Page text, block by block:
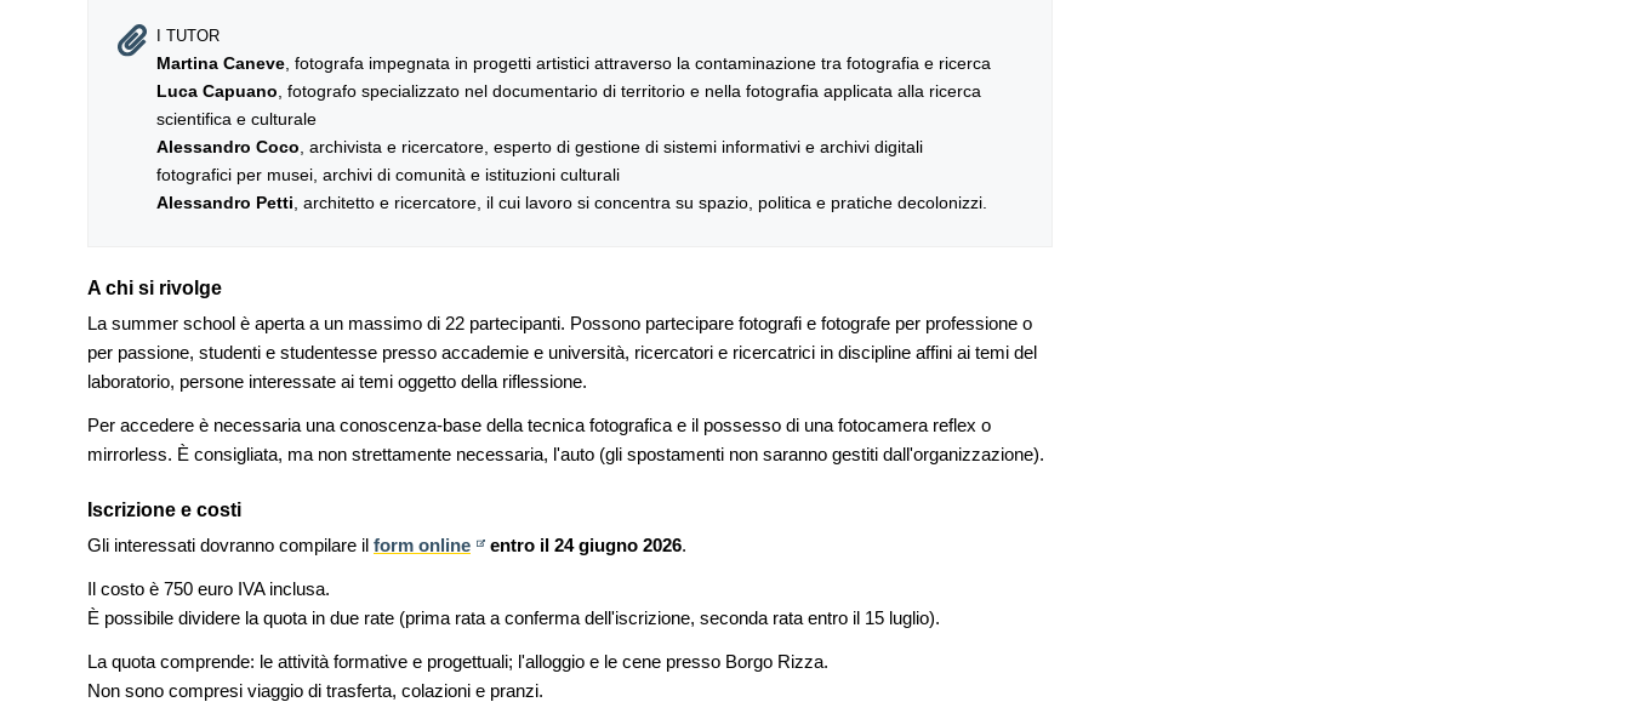
I TUTOR
Martina Caneve , fotografa impegnata in progetti artistici attraverso la contaminazione tra fotografia e ricerca
Luca Capuano , fotografo specializzato nel documentario di territorio e nella fotografia applicata alla ricerca
scientifica e culturale
Alessandro Coco , archivista e ricercatore, esperto di gestione di sistemi informativi e archivi digitali
fotografici per musei, archivi di comunità e istituzioni culturali
Alessandro Petti , architetto e ricercatore, il cui lavoro si concentra su spazio, politica e pratiche decolonizzi.
A chi si rivolge
La summer school è aperta a un massimo di 22 partecipanti. Possono partecipare fotografi e fotografe per professione o
per passione, studenti e studentesse presso accademie e università, ricercatori e ricercatrici in discipline affini ai temi del
laboratorio, persone interessate ai temi oggetto della riflessione.
Per accedere è necessaria una conoscenza-base della tecnica fotografica e il possesso di una fotocamera reflex o
mirrorless. È consigliata, ma non strettamente necessaria, l'auto (gli spostamenti non saranno gestiti dall'organizzazione).
Iscrizione e costi
Gli interessati dovranno compilare il form online entro il 24 giugno 2026.
Il costo è 750 euro IVA inclusa.
È possibile dividere la quota in due rate (prima rata a conferma dell'iscrizione, seconda rata entro il 15 luglio).
La quota comprende: le attività formative e progettuali; l'alloggio e le cene presso Borgo Rizza.
Non sono compresi viaggio di trasferta, colazioni e pranzi.